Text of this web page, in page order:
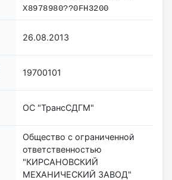
X8978980??0FH3200
26.08.2013
19700101
ОС "ТрансСДГМ"
Общество с ограниченной
ответственностью
"КИРСАНОВСКИЙ
МЕХАНИЧЕСКИЙ ЗАВОД"